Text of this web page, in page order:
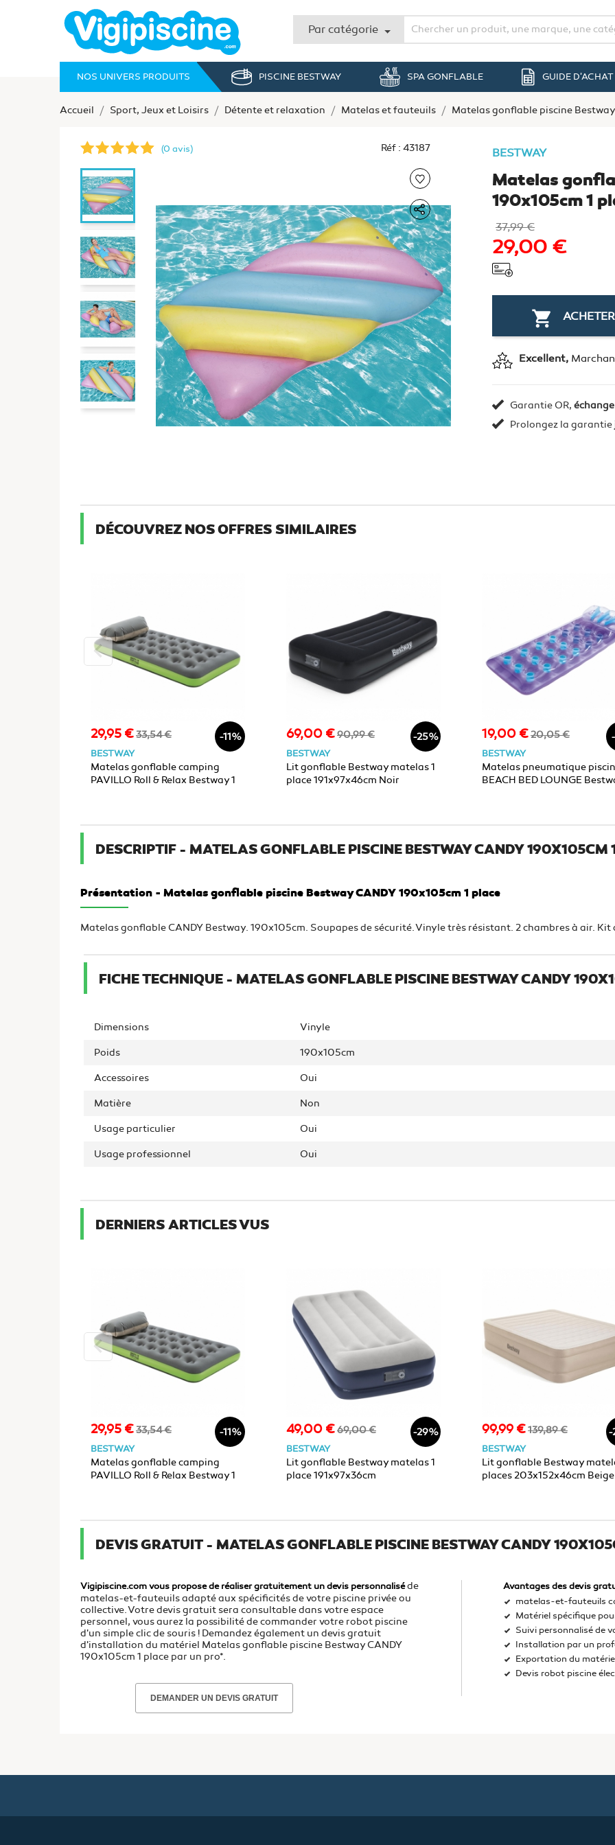
Par catégorie
NOS UNIVERS PRODUITS PISCINE BESTWAY SPA GONFLABLE GUIDE D'ACHAT
Accueil Sport, Jeux et Loisirs Détente et relaxation Matelas et fauteuils Matelas gonflable piscine
(0 avis) Réf : 43187 BESTWAY
Matelas
190x105cm 1
37,99 €
29,00 €

Excellent,
Garantie OR,
Prolongez la garantie
DÉCOUVREZ NOS OFFRES SIMILAIRES
Prix
29,95 €Prix
33,54 € -11%
BESTWAY
Matelas gonflable camping
PAVILLO Roll & Relax Bestway 1
Prix
69,00 €Prix
90,99 € -25%
BESTWAY
Lit gonflable Bestway matelas 1
place 191x97x46cm Noir
Prix
19,00 €Prix
20,05 €
BESTWAY
Matelas pneumatique
BEACH BED LOUNGE
keyboard_arrow_left
DESCRIPTIF - MATELAS GONFLABLE PISCINE BESTWAY CANDY 190X105CM
Présentation - Matelas gonflable piscine Bestway CANDY 190x105cm 1 place
Matelas gonflable CANDY Bestway. 190x105cm. Soupapes de sécurité. Vinyle très résistant. 2 chambres à air.
FICHE TECHNIQUE - MATELAS GONFLABLE PISCINE BESTWAY CANDY
Dimensions Vinyle
Poids 190x105cm
Accessoires Oui
Matière Non
Usage particulier Oui
Usage professionnel Oui
DERNIERS ARTICLES VUS
Prix
29,95 €Prix
33,54 € -11%
BESTWAY
Matelas gonflable camping
PAVILLO Roll & Relax Bestway 1
Prix
49,00 €Prix
69,00 € -29%
BESTWAY
Lit gonflable Bestway matelas 1
place 191x97x36cm
Prix
99,99 €Prix
139,89 € -
BESTWAY
Lit gonflable Bestway
places 203x152x46cm
keyboard_arrow_left
DEVIS GRATUIT - MATELAS GONFLABLE PISCINE BESTWAY CANDY
Vigipiscine.com vous propose de réaliser gratuitement un devis personnaliséde
matelas-et-fauteuils adapté aux spécificités de votre piscine privée ou
collective. Votre devis gratuit sera consultable dans votre espace
personnel, vous aurez la possibilité de commander votre robot piscine
d'un simple clic de souris ! Demandez également un devis gratuit
d'installation du matériel Matelas gonflable piscine Bestway CANDY
190x105cm 1 place par un pro*.
DEMANDER UN DEVIS GRATUIT
Avantages des devis
matelas-et-fauteuils
Matériel spécifique
Suivi personnalisé de
Installation par un
Exportation du
Devis robot piscine